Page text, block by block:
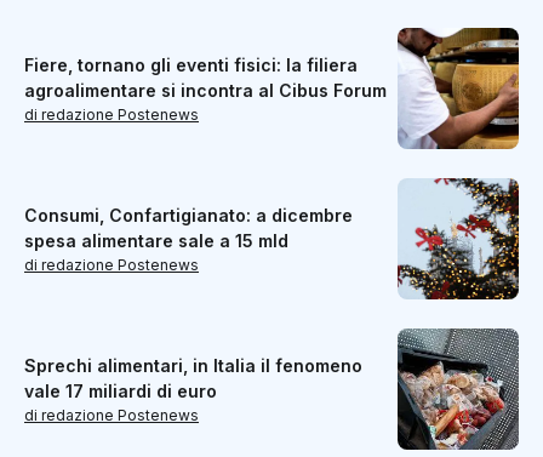
Fiere, tornano gli eventi fisici: la filiera
agroalimentare si incontra al Cibus Forum
di redazione Postenews
Consumi, Confartigianato: a dicembre
spesa alimentare sale a 15 mld
di redazione Postenews
Sprechi alimentari, in Italia il fenomeno
vale 17 miliardi di euro
di redazione Postenews